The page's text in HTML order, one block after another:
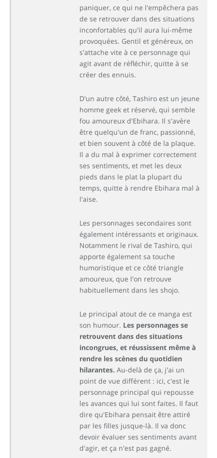
paniquer, ce qui ne l'empêchera pas
de se retrouver dans des situations
inconfortables qu'il aura lui-même
provoquées. Gentil et généreux, on
s'attache vite à ce personnage qui
agit avant de réfléchir, quitte à se
créer des ennuis.
D'un autre côté, Tashiro est un jeune
homme geek et réservé, qui semble
fou amoureux d'Ebihara. Il s'avère
être quelqu'un de franc, passionné,
et bien souvent à côté de la plaque.
Il a du mal à exprimer correctement
ses sentiments, et met les deux
pieds dans le plat la plupart du
temps, quitte à rendre Ebihara mal à
l'aise.
Les personnages secondaires sont
également intéressants et originaux.
Notamment le rival de Tashiro, qui
apporte également sa touche
humoristique et ce côté triangle
amoureux, que l'on retrouve
habituellement dans les shojo.
Le principal atout de ce manga est
son humour. Les personnages se
retrouvent dans des situations
incongrues, et réussissent même à
rendre les scènes du quotidien
hilarantes. Au-delà de ça, j'ai un
point de vue différent : ici, c'est le
personnage principal qui repousse
les avances qui lui sont faites. Il faut
dire qu'Ebihara pensait être attiré
par les filles jusque-là. Il va donc
devoir évaluer ses sentiments avant
d'agir, et ça n'est pas gagné.